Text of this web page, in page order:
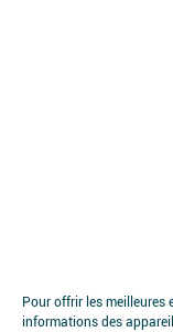
Pour offrir les meilleures
informations des